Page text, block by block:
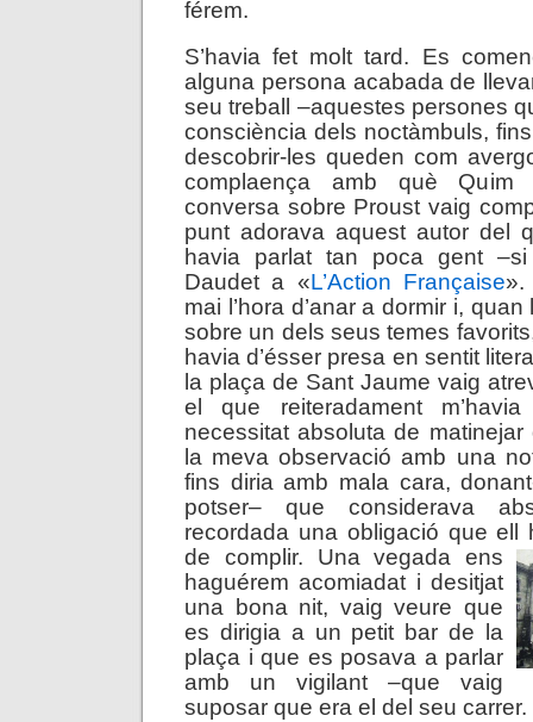
férem.
S’havia fet molt tard. Es
alguna persona acabada de
seu treball –aquestes persones
consciència dels noctàmbuls,
descobrir-les queden com
complaença amb què
conversa sobre Proust vaig
punt adorava aquest autor del
havia parlat tan poca gent –si
Daudet a «L’Action Française».
mai l’hora d’anar a dormir i,
sobre un dels seus temes
havia d’ésser presa en sentit
la plaça de Sant Jaume vaig
el que reiteradament
necessitat absoluta de
la meva observació amb una
fins diria amb mala cara,
potser– que considerava
recordada una obligació que ell
de complir. Una vegada ens
haguérem acomiadat i desitjat
una bona nit, vaig veure que
es dirigia a un petit bar de la
plaça i que es posava a parlar
amb un vigilant –que vaig
suposar que era el del seu carrer.